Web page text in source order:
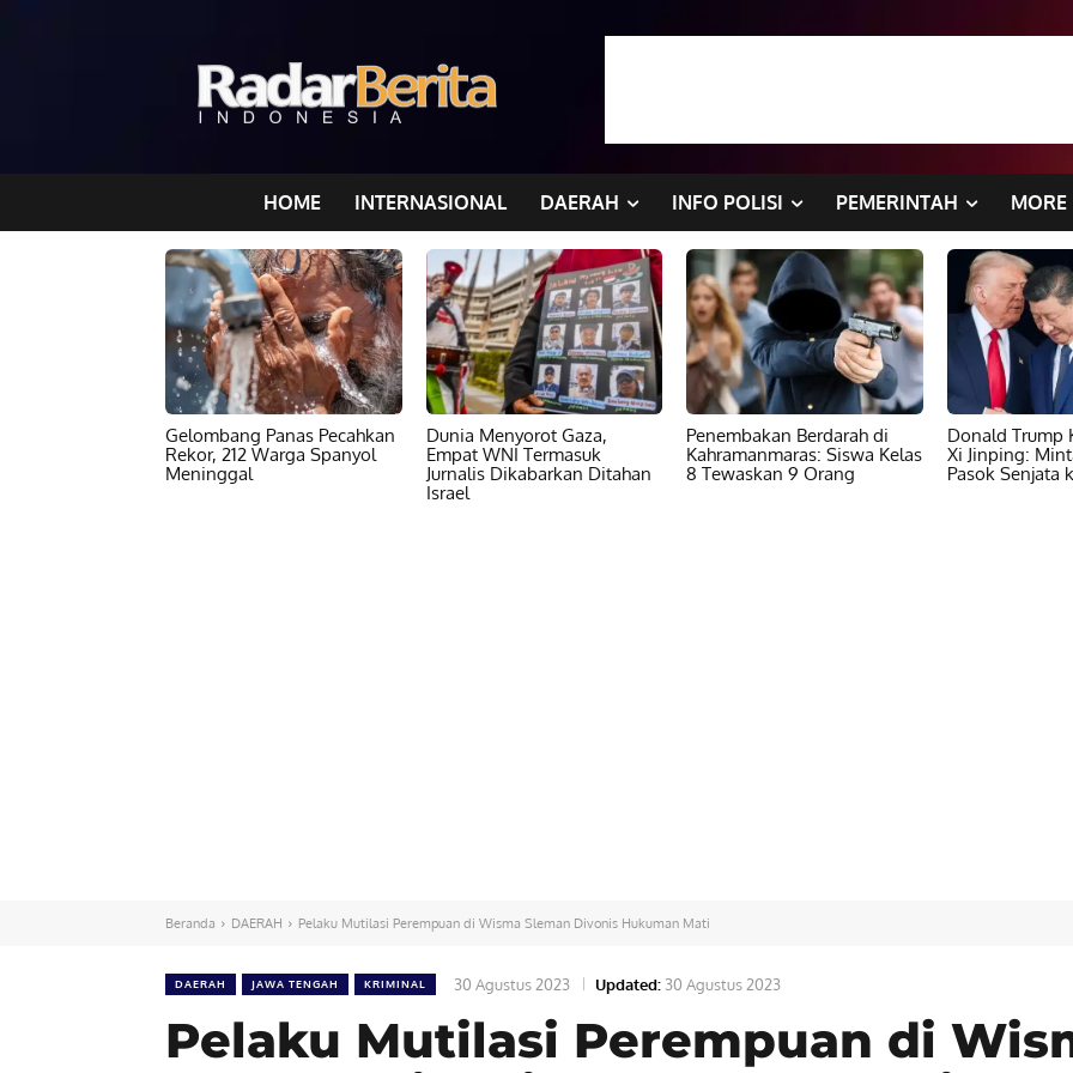
HOME INTERNASIONAL DAERAH INFO POLISI PEMERINTAH MORE
Gelombang Panas Pecahkan
Rekor, 212 Warga Spanyol
Meninggal
Dunia Menyorot Gaza,
Empat WNI Termasuk
Jurnalis Dikabarkan Ditahan
Israel
Penembakan Berdarah di
Kahramanmaras: Siswa Kelas
8 Tewaskan 9 Orang
Donald Trump
Xi Jinping:
Pasok Senjata
Beranda DAERAH Pelaku Mutilasi Perempuan di Wisma Sleman Divonis Hukuman Mati
DAERAH JAWA TENGAH KRIMINAL 30 Agustus 2023 Updated: 30 Agustus 2023
Pelaku Mutilasi Perempuan di